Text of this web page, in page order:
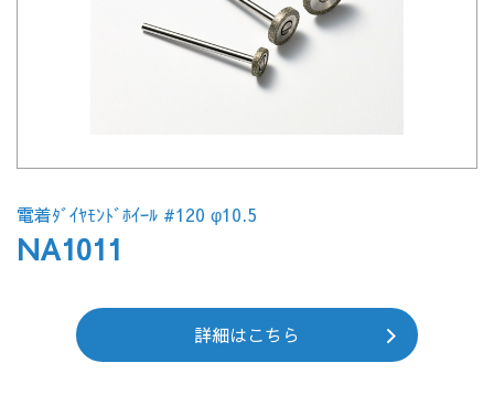
電着ﾀﾞｲﾔﾓﾝﾄﾞﾎｲｰﾙ #120 φ10.5
NA1011
詳細はこちら